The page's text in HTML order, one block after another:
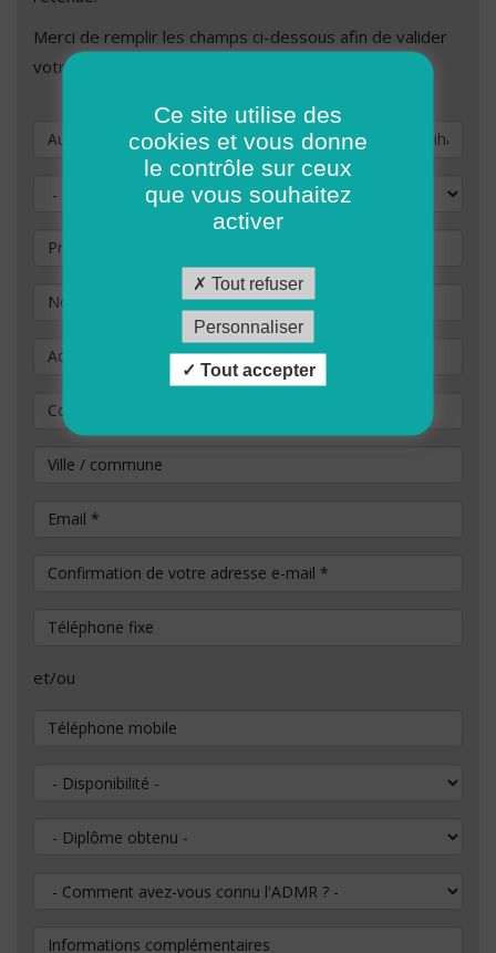
Merci de remplir les champs ci-dessous afin de valider
votre demande de candidature.
Vous souhaitez postuler au poste de
Prénom
Nom
Adresse
Code Postal
Ville / commune
Email*
Confirmation de votre adresse e-mail
Téléphone fixe
et/ou
Téléphone mobile
Disponibilité
Diplôme obtenu
Comment avez-vous connu l'ADMR ?
Informations complémentaires
Ce site utilise des
cookies et vous donne
le contrôle sur ceux
que vous souhaitez
activer
Tout refuser
Personnaliser
Tout accepter